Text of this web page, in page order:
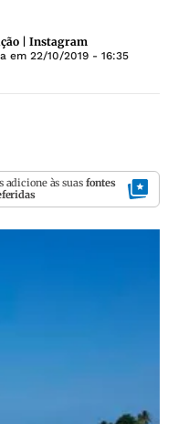
| Instagram
em 22/10/2019 - 16:35
adicione às suas fontes